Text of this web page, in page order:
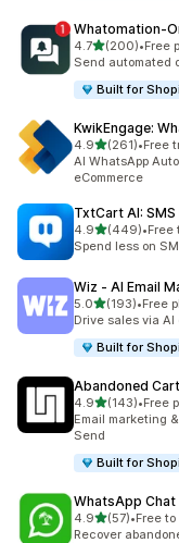
4.7별 5개 중
(200)
총 리뷰 200개
•Free
Send automated
Built for
KwikEngage:
4.9별 5개 중
(261)
총 리뷰 261개
•Free
AI WhatsApp
eCommerce
TxtCart AI:
4.9별 5개 중
(449)
총 리뷰 449개
•Free
Spend less on
Wiz ‑ AI Email
5.0별 5개 중
(193)
총 리뷰 193개
•Free
Drive sales via
Built for
Abandoned
4.9별 5개 중
(143)
총 리뷰 143개
•Free
Email marketing
Send
Built for
WhatsApp
4.9별 5개 중
(57)
총 리뷰 57개
•Free
Recover